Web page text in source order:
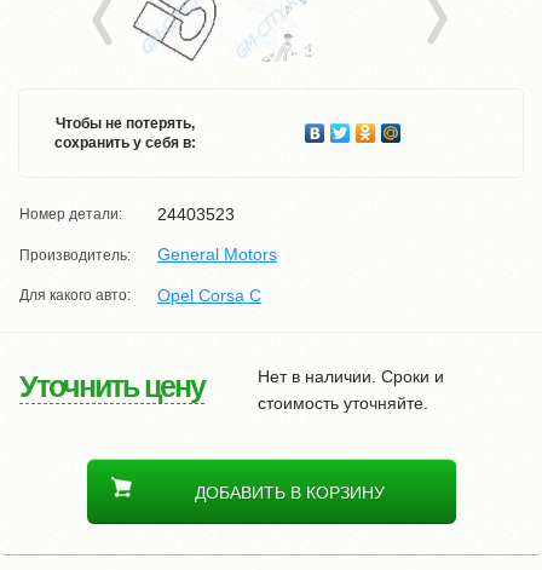
Чтобы не потерять,
сохранить у себя в:
Номер детали: 24403523
Производитель: General Motors
Для какого авто: Opel Corsa C
Уточнить цену
Нет в наличии. Сроки и
стоимость уточняйте.
ДОБАВИТЬ В КОРЗИНУ